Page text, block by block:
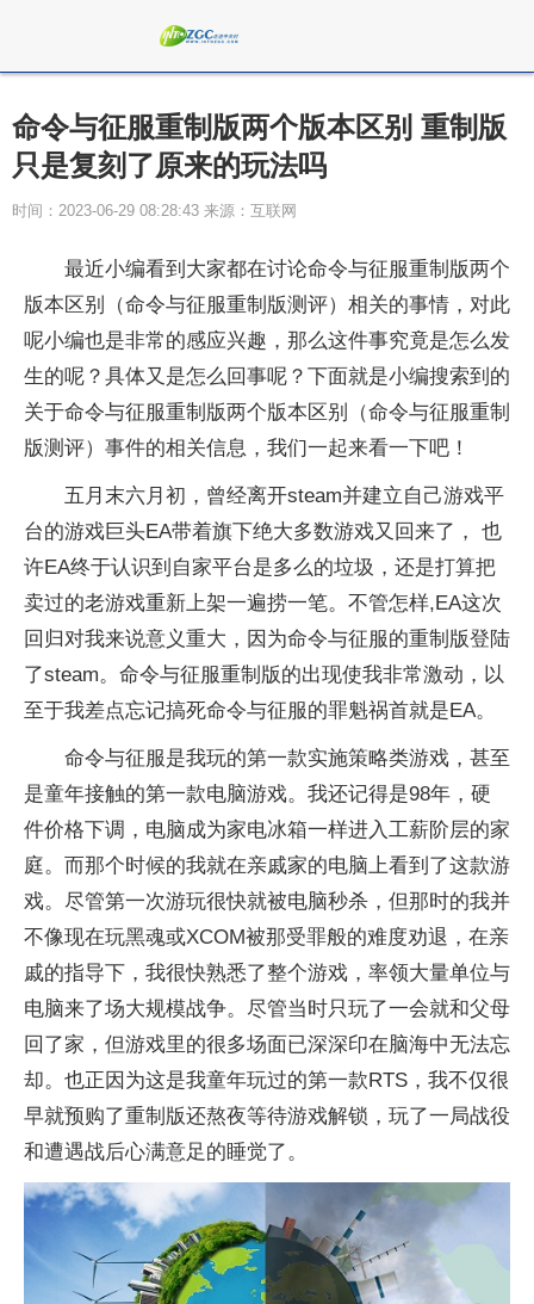
命令与征服重制版两个版本区别 重制版
只是复刻了原来的玩法吗
时间：2023-06-29 08:28:43 来源：互联网
最近小编看到大家都在讨论命令与征服重制版两个
版本区别（命令与征服重制版测评）相关的事情，对此
呢小编也是非常的感应兴趣，那么这件事究竟是怎么发
生的呢？具体又是怎么回事呢？下面就是小编搜索到的
关于命令与征服重制版两个版本区别（命令与征服重制
版测评）事件的相关信息，我们一起来看一下吧！
五月末六月初，曾经离开steam并建立自己游戏平
台的游戏巨头EA带着旗下绝大多数游戏又回来了， 也
许EA终于认识到自家平台是多么的垃圾，还是打算把
卖过的老游戏重新上架一遍捞一笔。不管怎样,EA这次
回归对我来说意义重大，因为命令与征服的重制版登陆
了steam。命令与征服重制版的出现使我非常激动，以
至于我差点忘记搞死命令与征服的罪魁祸首就是EA。
命令与征服是我玩的第一款实施策略类游戏，甚至
是童年接触的第一款电脑游戏。我还记得是98年，硬
件价格下调，电脑成为家电冰箱一样进入工薪阶层的家
庭。而那个时候的我就在亲戚家的电脑上看到了这款游
戏。尽管第一次游玩很快就被电脑秒杀，但那时的我并
不像现在玩黑魂或XCOM被那受罪般的难度劝退，在亲
戚的指导下，我很快熟悉了整个游戏，率领大量单位与
电脑来了场大规模战争。尽管当时只玩了一会就和父母
回了家，但游戏里的很多场面已深深印在脑海中无法忘
却。也正因为这是我童年玩过的第一款RTS，我不仅很
早就预购了重制版还熬夜等待游戏解锁，玩了一局战役
和遭遇战后心满意足的睡觉了。